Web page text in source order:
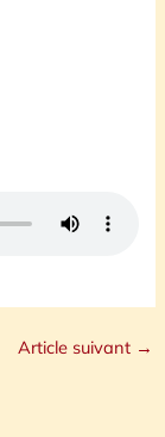
Article suivant →